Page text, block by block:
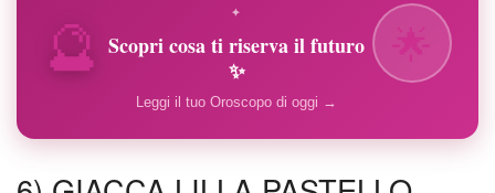
🔮 ✦
Scopri cosa ti riserva il futuro
✨
Leggi il tuo Oroscopo di oggi →